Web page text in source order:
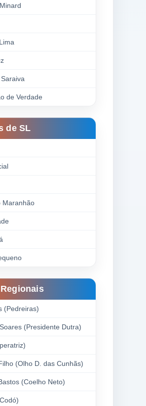
de Verdade
de SL
Maranhão
(Pedreiras)
(Presidente Dutra)
(Olho D. das Cunhãs)
(Coelho Neto)